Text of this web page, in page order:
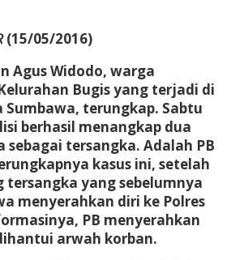
(15/05/2016)
Agus Widodo, warga
Bugis yang terjadi di
Sumbawa, terungkap. Sabtu
berhasil menangkap dua
sebagai tersangka. Adalah PB
kasus ini, setelah
tersangka yang sebelumnya
menyerahkan diri ke Polres
PB menyerahkan
arwah korban.